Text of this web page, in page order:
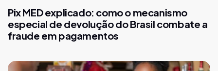
Pix MED explicado: como o mecanismo
especial de devolução do Brasil combate a
fraude em pagamentos